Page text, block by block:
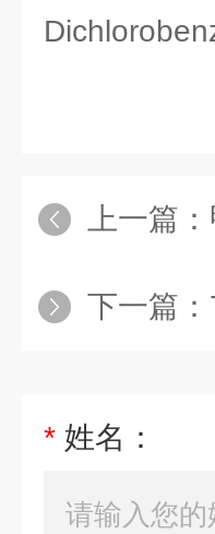
上一篇：
下一篇：
* 姓名：